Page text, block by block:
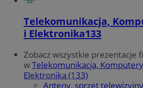
Telekomunikacja,
i Elektronika133
Zobacz wszystkie prezentacje
wTelekomunikacja,
Elektronika (133)
Anteny, sprzęt telewizyjny